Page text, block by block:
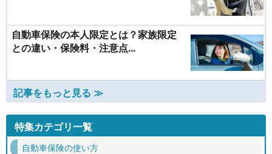
自動車保険の本人限定とは？家族限定
との違い・保険料・注意点...
記事をもっと見る ≫
特集カテゴリ一覧
自動車保険の使い方